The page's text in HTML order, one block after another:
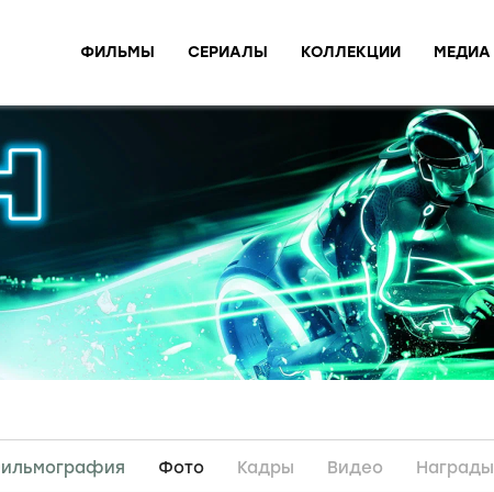
ФИЛЬМЫ СЕРИАЛЫ КОЛЛЕКЦИИ МЕДИА
Фото Кадры Видео Награды